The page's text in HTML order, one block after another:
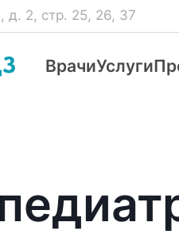
д. 2, стр. 25, 26, 37
ВрачиУслуги